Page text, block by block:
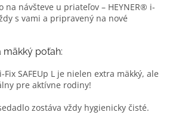
na návšteve u priateľov – HEYNER® i-
s vami a pripravený na nové
mäkký poťah:
Fix SAFEUp L je nielen extra mäkký, ale
pre aktívne rodiny!
zostáva vždy hygienicky čisté.